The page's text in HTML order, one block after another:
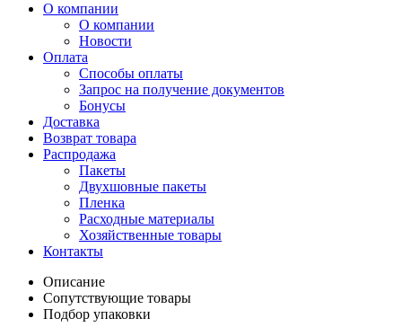
О компании
О компании
Новости
Оплата
Способы оплаты
Запрос на получение документов
Бонусы
Доставка
Возврат товара
Распродажа
Пакеты
Двухшовные пакеты
Пленка
Расходные материалы
Хозяйственные товары
Контакты
Описание
Сопутствующие товары
Подбор упаковки